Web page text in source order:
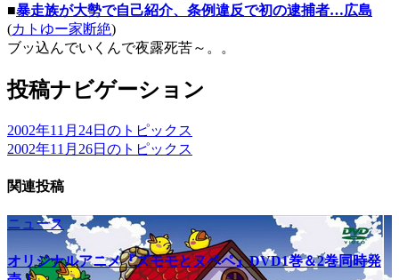
■暴走族が大勢で自己紹介、条例違反で初の逮捕者…広島
(カトゆー家断絶)
ブッ込んでいくんで夜露死苦～。。
投稿ナビゲーション
2002年11月24日のトピックス
2002年11月26日のトピックス
関連投稿
ニュース
オリジナルアニメ『ズモモとヌペペ』DVD1巻＆2巻同時発